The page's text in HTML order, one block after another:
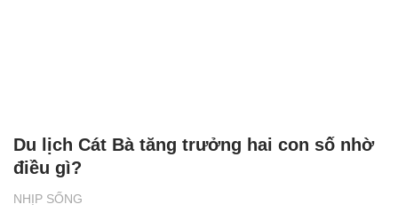
NHỊP SỐNG
Du lịch Cát Bà tăng trưởng hai con số nhờ
điều gì?